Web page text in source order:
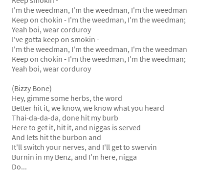
I'm the weedman, I'm the weedman, I'm the weedman
Keep on chokin - I'm the weedman, I'm the weedman;
Yeah boi, wear corduroy
I've gotta keep on smokin -
I'm the weedman, I'm the weedman, I'm the weedman
Keep on chokin - I'm the weedman, I'm the weedman;
Yeah boi, wear corduroy
(Bizzy Bone)
Hey, gimme some herbs, the word
Better hit it, we know, we know what you heard
Thai-da-da-da, done hit my burb
Here to get it, hit it, and niggas is served
And lets hit the burbon and
It'll switch your nerves, and I'll get to swervin
Burnin in my Benz, and I'm here, nigga
Do...